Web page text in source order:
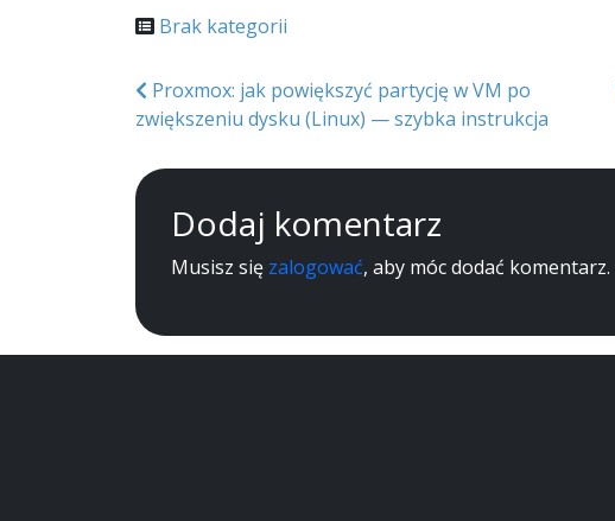
Brak kategorii
Nawigacja
wpisu
Proxmox: jak powiększyć partycję w VM po
zwiększeniu dysku (Linux) — szybka instrukcja
Dodaj komentarz
Musisz się zalogować, aby móc dodać komentarz.